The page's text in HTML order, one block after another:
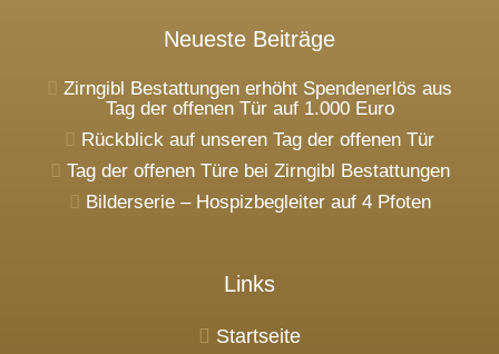
Neueste Beiträge
Zirngibl Bestattungen erhöht Spendenerlös aus
Tag der offenen Tür auf 1.000 Euro
Rückblick auf unseren Tag der offenen Tür
Tag der offenen Türe bei Zirngibl Bestattungen
Bilderserie – Hospizbegleiter auf 4 Pfoten
Links
Startseite